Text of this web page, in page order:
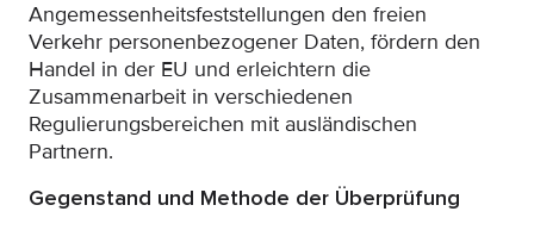
Angemessenheitsfeststellungen den freien
Verkehr personenbezogener Daten, fördern den
Handel in der EU und erleichtern die
Zusammenarbeit in verschiedenen
Regulierungsbereichen mit ausländischen
Partnern.
Gegenstand und Methode der Überprüfung